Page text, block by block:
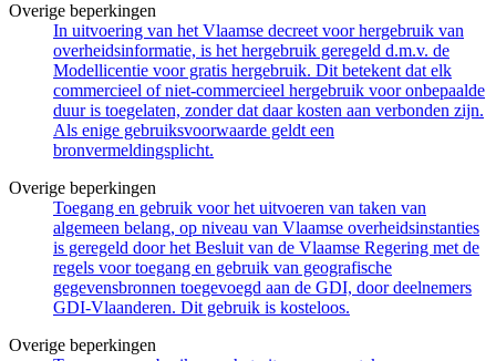
Overige beperkingen
In uitvoering van het Vlaamse decreet voor hergebruik van
overheidsinformatie, is het hergebruik geregeld d.m.v. de
Modellicentie voor gratis hergebruik. Dit betekent dat elk
commercieel of niet-commercieel hergebruik voor onbepaalde
duur is toegelaten, zonder dat daar kosten aan verbonden zijn.
Als enige gebruiksvoorwaarde geldt een
bronvermeldingsplicht.
Overige beperkingen
Toegang en gebruik voor het uitvoeren van taken van
algemeen belang, op niveau van Vlaamse overheidsinstanties
is geregeld door het Besluit van de Vlaamse Regering met de
regels voor toegang en gebruik van geografische
gegevensbronnen toegevoegd aan de GDI, door deelnemers
GDI-Vlaanderen. Dit gebruik is kosteloos.
Overige beperkingen